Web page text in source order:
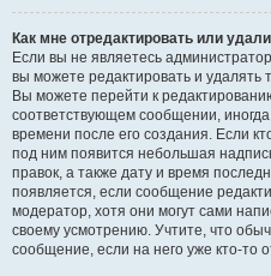
Как мне отредактировать или
Если вы не являетесь
вы можете редактировать и удалять
Вы можете перейти к
соответствующем сообщении, иногда
времени после его создания. Если
под ним появится небольшая
правок, а также дату и время
появляется, если сообщение
модератор, хотя они могут сами
своему усмотрению. Учтите, что
сообщение, если на него уже кто-то